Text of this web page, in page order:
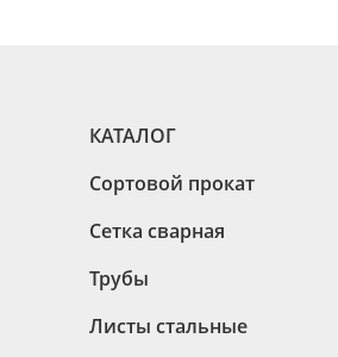
КАТАЛОГ
Сортовой прокат
Сетка сварная
Трубы
Листы стальные